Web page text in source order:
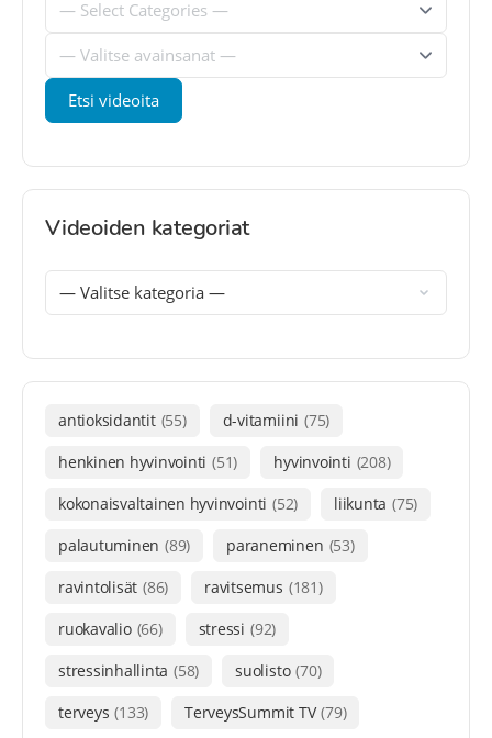
Videoiden kategoriat
antioksidantit (55) d-vitamiini (75)
henkinen hyvinvointi (51) hyvinvointi (208)
kokonaisvaltainen hyvinvointi (52) liikunta (75)
palautuminen (89) paraneminen (53)
ravintolisät (86) ravitsemus (181)
ruokavalio (66) stressi (92)
stressinhallinta (58) suolisto (70)
terveys (133) TerveysSummit TV (79)